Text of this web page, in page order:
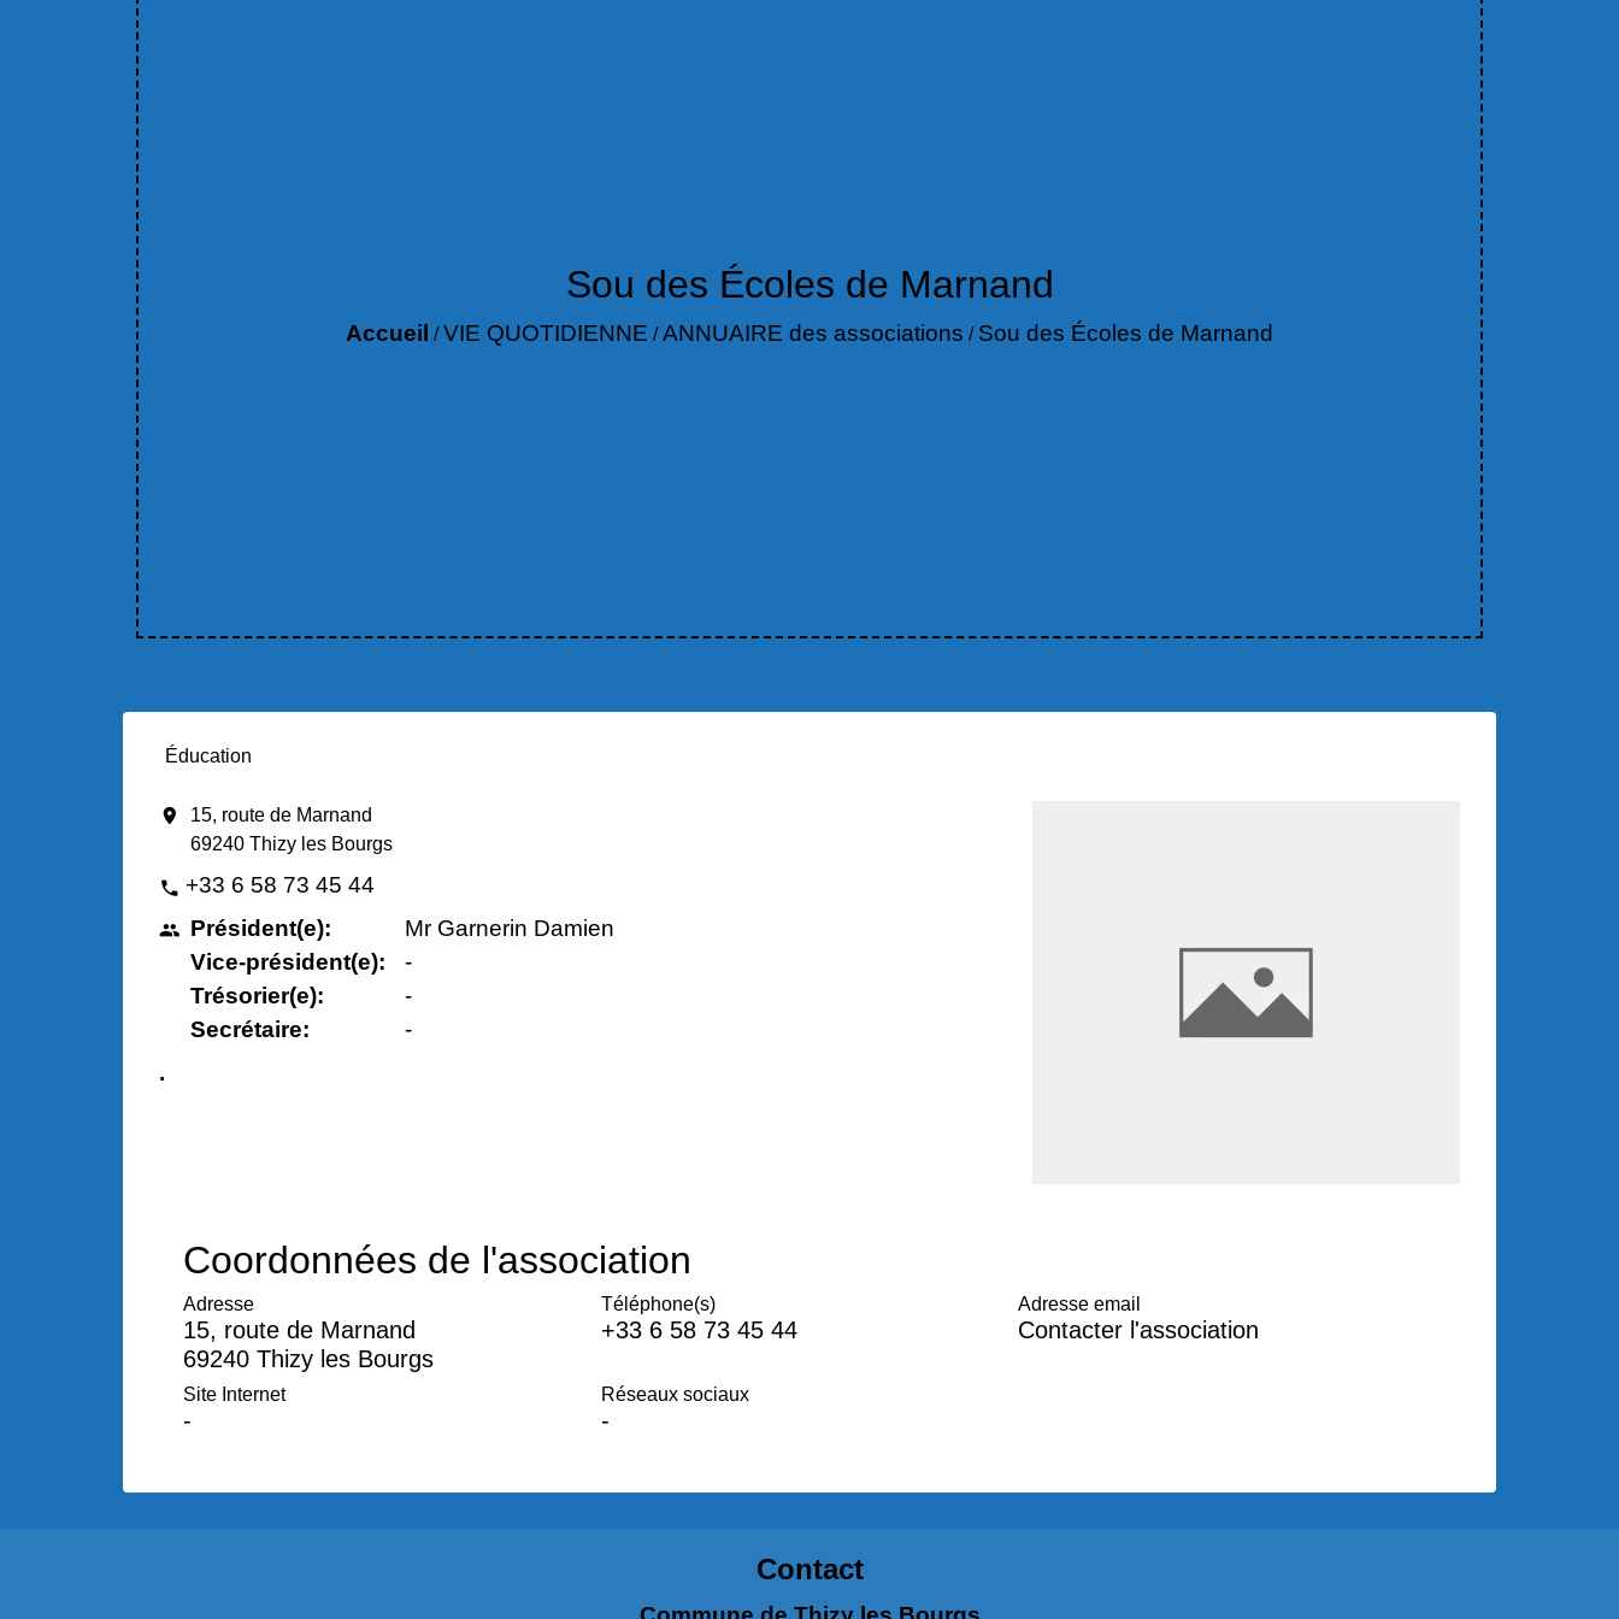
Sou des Écoles de Marnand
Accueil /VIE QUOTIDIENNE /ANNUAIRE des associations / Sou des Écoles de Marnand
Éducation
location_on
15, route de Marnand
69240 Thizy les Bourgs
phone +33 6 58 73 45 44
people Président(e):
Vice-président(e):
Trésorier(e):
Secrétaire:
Mr Garnerin Damien
-
-
-
.
Coordonnées de l'association
Adresse
15, route de Marnand
69240 Thizy les Bourgs
Téléphone(s)
+33 6 58 73 45 44
Adresse email
Contacter l'association
Site Internet
-
Réseaux sociaux
-
Contact